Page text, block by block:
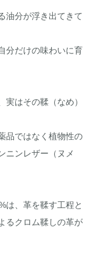
油分が浮き出てきて
分だけの味わいに育
はその鞣（なめ）
品ではなく植物性の
ニンレザー（ヌメ
は、革を鞣す工程と
るクロム鞣しの革が